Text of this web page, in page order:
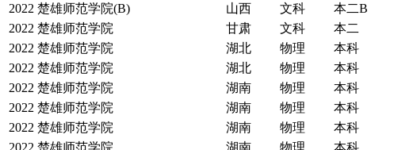
2022 楚雄师范学院(B) 山西 文科 本二B
2022 楚雄师范学院 甘肃 文科 本二
2022 楚雄师范学院 湖北 物理 本科
2022 楚雄师范学院 湖北 物理 本科
2022 楚雄师范学院 湖南 物理 本科
2022 楚雄师范学院 湖南 物理 本科
2022 楚雄师范学院 湖南 物理 本科
2022 楚雄师范学院 湖南 物理 本科